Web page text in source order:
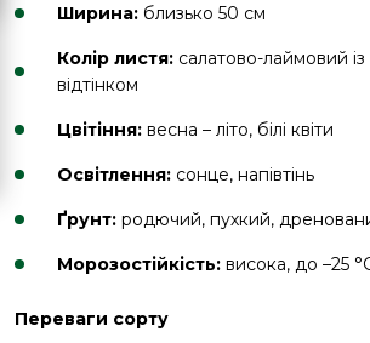
Ширина: близько 50 см
Колір листя: салатово-лаймовий із
відтінком
Цвітіння: весна – літо, білі квіти
Освітлення: сонце, напівтінь
Ґрунт: родючий, пухкий,
Морозостійкість: висока, до –25
Переваги сорту